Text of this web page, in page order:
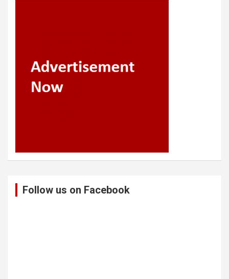
Follow us on Facebook